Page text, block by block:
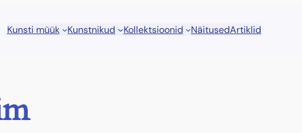
Kunsti müük Kunstnikud Kollektsioonid NäitusedArtiklid